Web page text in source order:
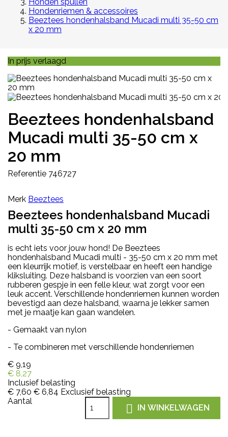
Hondenriemen & accessoires
Beeztees hondenhalsband Mucadi multi 35-50 cm
x 20 mm
In prijs verlaagd
Beeztees hondenhalsband
Mucadi multi 35-50 cm x
20 mm
Referentie 746727
Merk Beeztees
Beeztees hondenhalsband Mucadi
multi 35-50 cm x 20 mm
is echt iets voor jouw hond! De Beeztees
hondenhalsband Mucadi multi - 35-50 cm x 20 mm met
een kleurrijk motief, is verstelbaar en heeft een handige
kliksluiting. Deze halsband is voorzien van een soort
rubberen gespje in een felle kleur, wat zorgt voor een
leuk accent. Verschillende hondenriemen kunnen worden
bevestigd aan deze halsband, waarna je lekker samen
met je maatje kan gaan wandelen.
- Gemaakt van nylon
- Te combineren met verschillende hondenriemen
€ 9,19
€ 8,27
Inclusief belasting
€ 7,60 € 6,84 Exclusief belasting
Aantal
 IN WINKELWAGEN